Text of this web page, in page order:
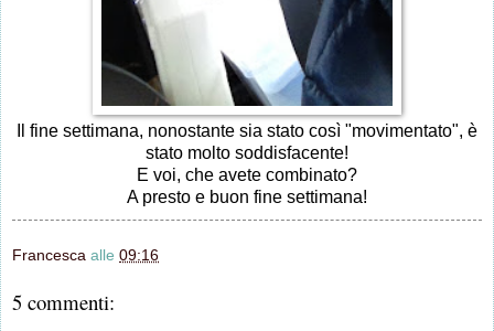
Il fine settimana, nonostante sia stato così "movimentato", è
stato molto soddisfacente!
E voi, che avete combinato?
A presto e buon fine settimana!
Francesca alle 09:16
5 commenti: